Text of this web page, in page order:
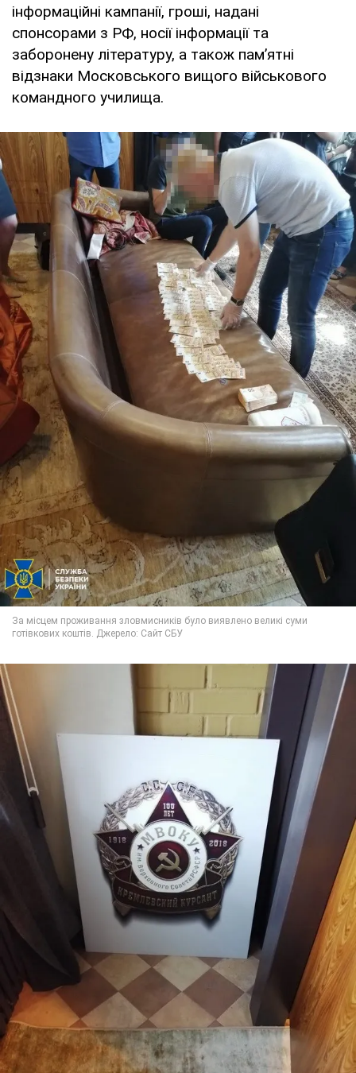
інформаційні кампанії, гроші, надані
спонсорами з РФ, носії інформації та
заборонену літературу, а також пам’ятні
відзнаки Московського вищого військового
командного училища.